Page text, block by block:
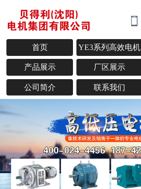
首页 YE3系列高效电机
产品展示 厂区展示
公司简介 联系我们